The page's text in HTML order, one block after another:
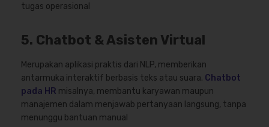
tugas operasional
5. Chatbot & Asisten Virtual
Merupakan aplikasi praktis dari NLP, memberikan
antarmuka interaktif berbasis teks atau suara. Chatbot
pada HR misalnya, membantu karyawan maupun
manajemen dalam menjawab pertanyaan langsung, tanpa
menunggu bantuan manual